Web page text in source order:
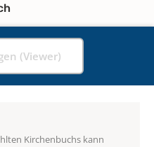
(Viewer)
Kirchenbuchs kann